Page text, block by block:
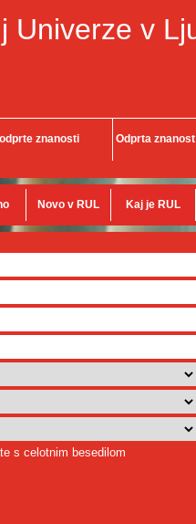
Univerze v
znanosti Odprta znanost
Novo v RUL Kaj je RUL
s celotnim besedilom